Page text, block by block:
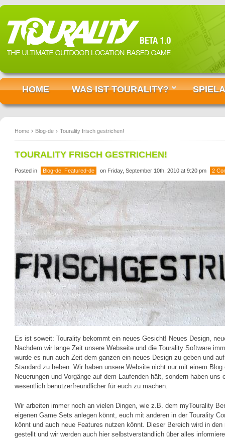
HOME WAS IST TOURALITY?
Home Blog-de Tourality frisch gestrichen!
TOURALITY FRISCH GESTRICHEN!
Posted in Blog-de Featured-de on Friday, September 10th, 2010 at 9:20 pm 2
Es ist soweit: Tourality bekommt ein neues Gesicht! Neues Design,
Nachdem wir lange Zeit unsere Webseite und die Tourality Software
wurde es nun auch Zeit dem ganzen ein neues Design zu geben und
Standard zu heben. Wir haben unsere Website nicht nur mit einem
Neuerungen und Vorgänge auf dem Laufenden hält, sondern haben uns
wesentlich benutzerfreundlicher für euch zu machen.
Wir arbeiten immer noch an vielen Dingen, wie z.B. dem myTourality
eigenen Game Sets anlegen könnt, euch mit anderen in der Tourality
könnt und auch neue Features nutzen könnt. Dieser Bereich wird in
gestellt und wir werden auch hier selbstverständlich über alles